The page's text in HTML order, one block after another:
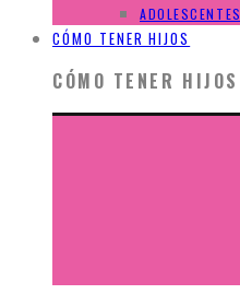
ADOLESCENTES
CÓMO TENER HIJOS
CÓMO TENER HIJOS